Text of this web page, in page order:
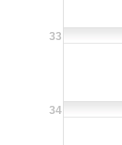
33
34